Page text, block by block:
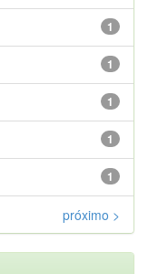
1
1
1
1
1
próximo >